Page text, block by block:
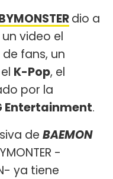
dio a
video el
fans, un
K-Pop, el
por la
Entertainment.
de BAEMON
-
ya tiene